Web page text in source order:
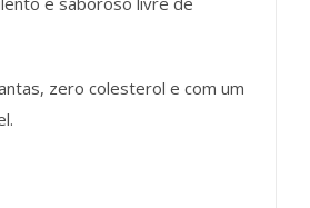
zero colesterol e com um